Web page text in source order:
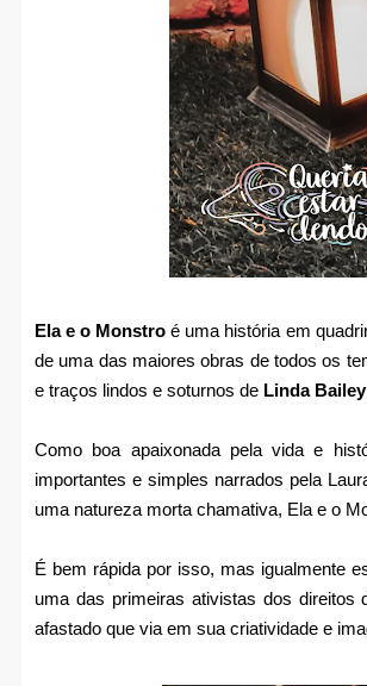
Ela e o Monstro é uma história em
de uma das maiores obras de todos os
e traços lindos e soturnos de Linda Bailey
Como boa apaixonada pela vida e
importantes e simples narrados pela
uma natureza morta chamativa, Ela e o
É bem rápida por isso, mas igualmente
uma das primeiras ativistas dos
afastado que via em sua criatividade e